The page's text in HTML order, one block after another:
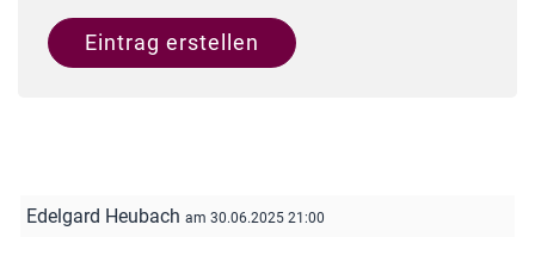
Eintrag erstellen
Edelgard Heubach am 30.06.2025 21:00